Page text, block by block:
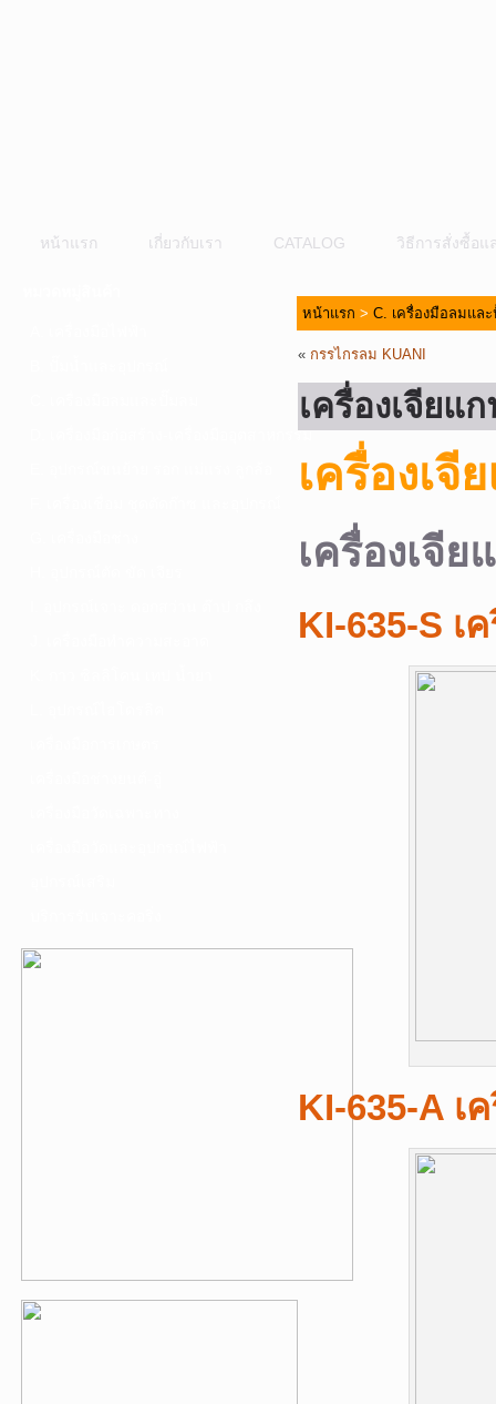
หน้าแรก เกี่ยวกับเรา CATALOG วิธีการสั่งซื้อแ
D. เครื่องมือก่อสร้าง-เครื่องมืออุตสาหกรรม
หน้าแรก > C. เครื่องมือลมแล
« กรรไกรลม KUANI
เครื่องเจียแ
เครื่องเจี
เครื่องเจี
KI-635-S เ
KI-635-A เ